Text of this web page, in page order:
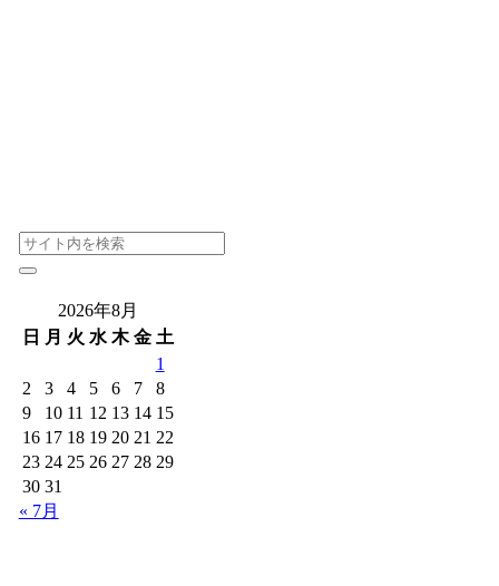
2026年8月
日 月 火 水 木 金 土
1
2
3 4 5 6 7
8
9
10 11 12 13 14 15
16 17 18 19 20 21 22
23 24 25 26 27 28 29
30 31
« 7月